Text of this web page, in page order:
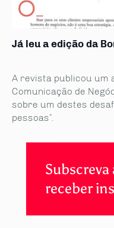
Já leu a edição da
A revista publicou um
Comunicação de
sobre um destes
pessoas”.
receber